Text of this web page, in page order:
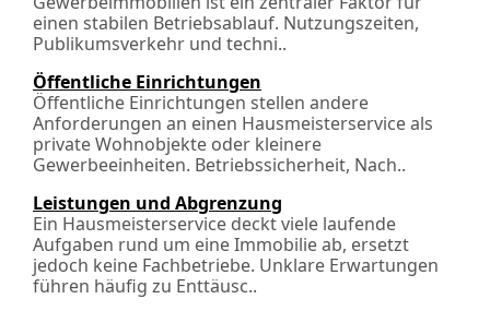
einen stabilen Betriebsablauf. Nutzungszeiten,
Publikumsverkehr und techni..
Öffentliche Einrichtungen
Öffentliche Einrichtungen stellen andere
Anforderungen an einen Hausmeisterservice als
private Wohnobjekte oder kleinere
Gewerbeeinheiten. Betriebssicherheit, Nach­..
Leistungen und Abgrenzung
Ein Hausmeisterservice deckt viele laufende
Aufgaben rund um eine Immobilie ab, ersetzt
jedoch keine Fachbetriebe. Unklare Erwartungen
führen häufig zu Ent­täusc..